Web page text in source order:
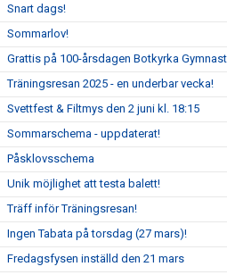
Snart dags!
Sommarlov!
Grattis på 100-årsdagen Botkyrka
Träningsresan 2025 - en underbar vecka!
Svettfest & Filtmys den 2 juni kl. 18:15
Sommarschema - uppdaterat!
Påsklovsschema
Unik möjlighet att testa balett!
Träff inför Träningsresan!
Ingen Tabata på torsdag (27 mars)!
Fredagsfysen inställd den 21 mars